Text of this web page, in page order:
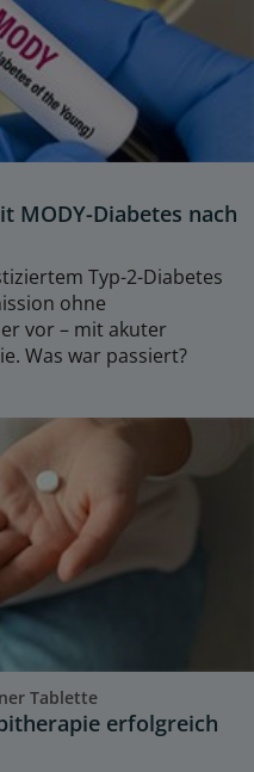
MODY-Diabetes nach
Typ-2-Diabetes
ohne
vor – mit akuter
Was war passiert?
Tablette
erfolgreich